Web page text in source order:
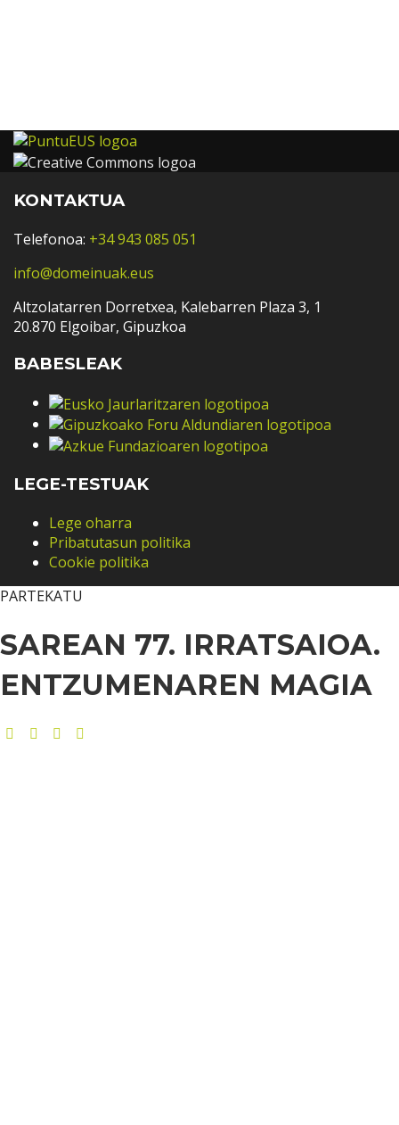
KONTAKTUA
Telefonoa: +34 943 085 051
info@domeinuak.eus
Altzolatarren Dorretxea, Kalebarren Plaza 3, 1
20.870 Elgoibar, Gipuzkoa
BABESLEAK
LEGE-TESTUAK
Lege oharra
Pribatutasun politika
Cookie politika
PARTEKATU
SAREAN 77. IRRATSAIOA.
ENTZUMENAREN MAGIA